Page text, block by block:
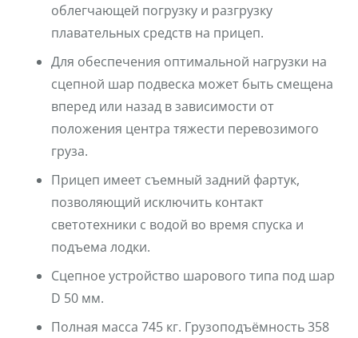
облегчающей погрузку и разгрузку
плавательных средств на прицеп.
Для обеспечения оптимальной нагрузки на
сцепной шар подвеска может быть смещена
вперед или назад в зависимости от
положения центра тяжести перевозимого
груза.
Прицеп имеет съемный задний фартук,
позволяющий исключить контакт
светотехники с водой во время спуска и
подъема лодки.
Сцепное устройство шарового типа под шар
D 50 мм.
Полная масса 745 кг. Грузоподъёмность 358